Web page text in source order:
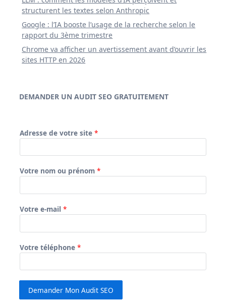
structurent les textes selon Anthropic
Google : l’IA booste l’usage de la recherche selon le
rapport du 3ème trimestre
Chrome va afficher un avertissement avant d’ouvrir les
sites HTTP en 2026
DEMANDER UN AUDIT SEO GRATUITEMENT
Adresse de votre site *
Votre nom ou prénom *
Votre e-mail *
Votre téléphone *
Demander Mon Audit SEO